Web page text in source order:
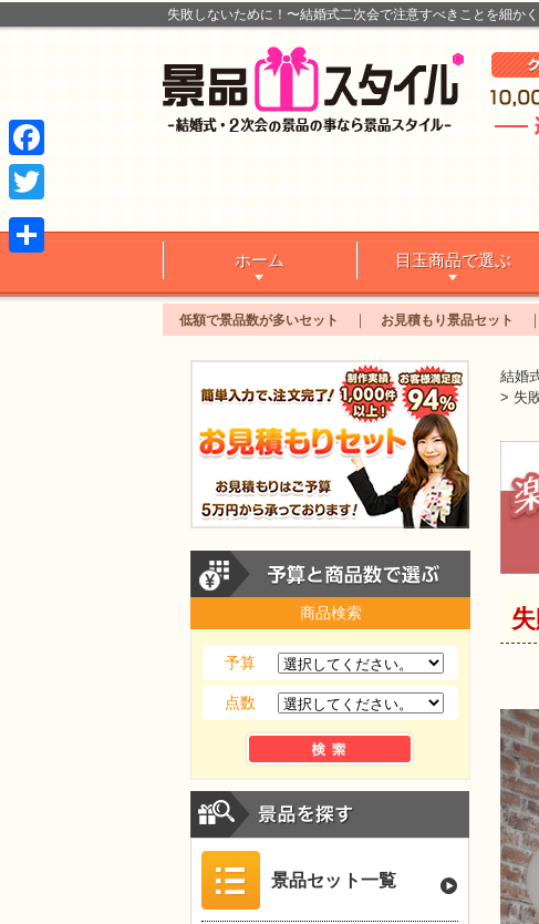
失敗しないために！〜結婚式二次会で注意すべきことを細か
ホーム 目玉商品で選ぶ
低額で景品数が多いセット お見積もり景品セット
結婚
> 失
商品検索
予算
点数
景品セット一覧
Facebook
Twitter